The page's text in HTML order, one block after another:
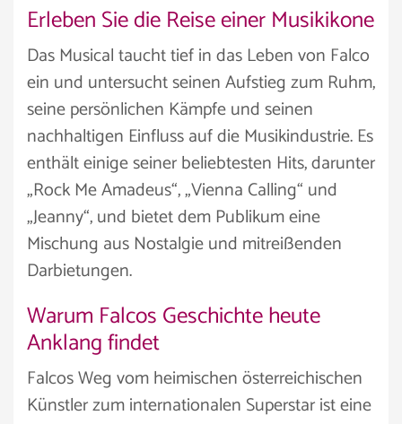
Erleben Sie die Reise einer Musikikone
Das Musical taucht tief in das Leben von Falco
ein und untersucht seinen Aufstieg zum Ruhm,
seine persönlichen Kämpfe und seinen
nachhaltigen Einfluss auf die Musikindustrie. Es
enthält einige seiner beliebtesten Hits, darunter
„Rock Me Amadeus“, „Vienna Calling“ und
„Jeanny“, und bietet dem Publikum eine
Mischung aus Nostalgie und mitreißenden
Darbietungen.
Warum Falcos Geschichte heute
Anklang findet
Falcos Weg vom heimischen österreichischen
Künstler zum internationalen Superstar ist eine